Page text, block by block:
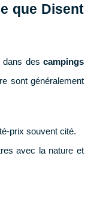
que Disent
dans des campings
sont généralement
prix souvent cité.
avec la nature et